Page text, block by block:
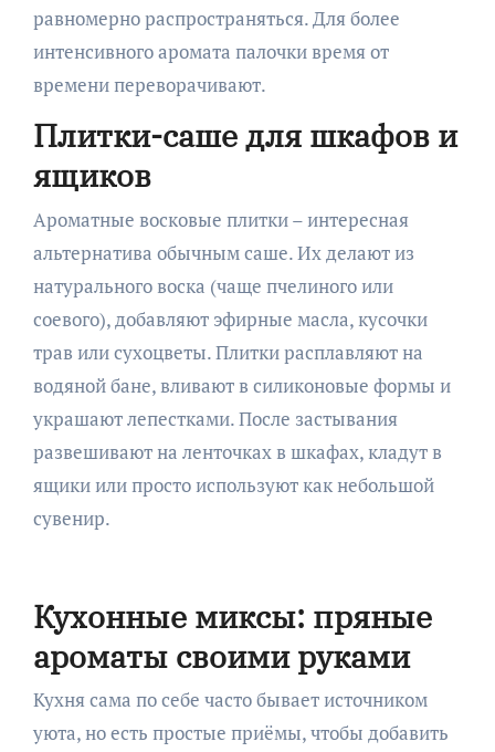
равномерно распространяться. Для более
интенсивного аромата палочки время от
времени переворачивают.
Плитки-саше для шкафов и
ящиков
Ароматные восковые плитки – интересная
альтернатива обычным саше. Их делают из
натурального воска (чаще пчелиного или
соевого), добавляют эфирные масла, кусочки
трав или сухоцветы. Плитки расплавляют на
водяной бане, вливают в силиконовые формы и
украшают лепестками. После застывания
развешивают на ленточках в шкафах, кладут в
ящики или просто используют как небольшой
сувенир.
Кухонные миксы: пряные
ароматы своими руками
Кухня сама по себе часто бывает источником
уюта, но есть простые приёмы, чтобы добавить